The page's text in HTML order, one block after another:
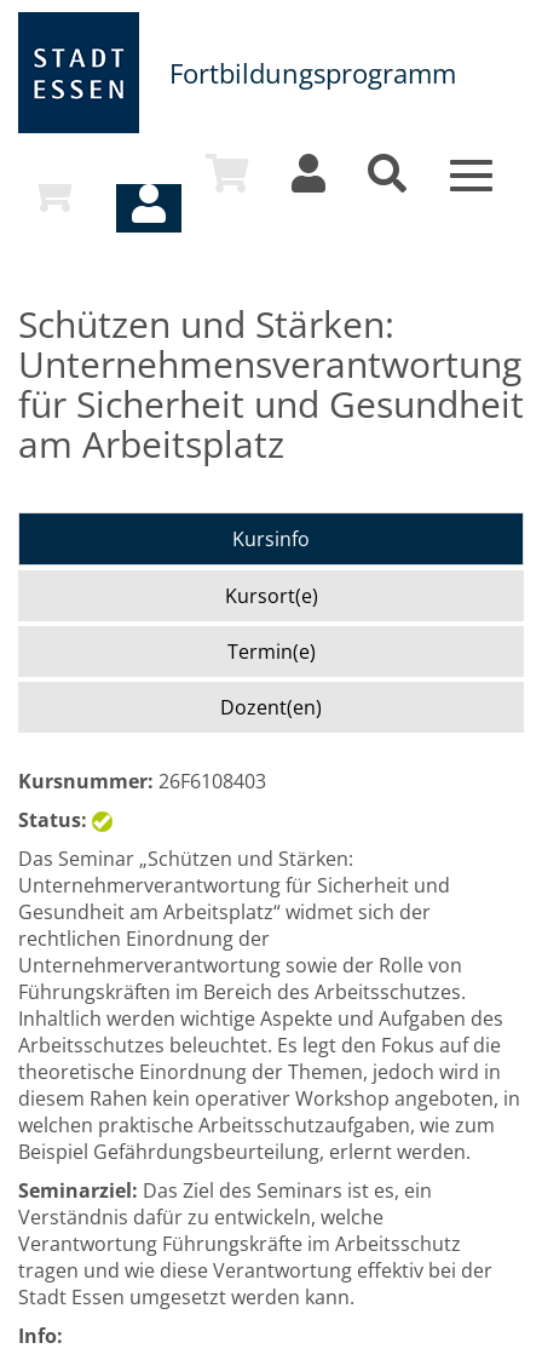
Fortbildungsprogramm
Toggle
Schützen und Stärken:
Unternehmensverantwortung
für Sicherheit und Gesundheit
am Arbeitsplatz
Kursinfo
Kursort(e)
Termin(e)
Dozent(en)
Kursnummer: 26F6108403
Status:
Das Seminar „Schützen und Stärken:
Unternehmerverantwortung für Sicherheit und
Gesundheit am Arbeitsplatz“ widmet sich der
rechtlichen Einordnung der
Unternehmerverantwortung sowie der Rolle von
Führungskräften im Bereich des Arbeitsschutzes.
Inhaltlich werden wichtige Aspekte und Aufgaben des
Arbeitsschutzes beleuchtet. Es legt den Fokus auf die
theoretische Einordnung der Themen, jedoch wird in
diesem Rahen kein operativer Workshop angeboten, in
welchen praktische Arbeitsschutzaufgaben, wie zum
Beispiel Gefährdungsbeurteilung, erlernt werden.
Seminarziel: Das Ziel des Seminars ist es, ein
Verständnis dafür zu entwickeln, welche
Verantwortung Führungskräfte im Arbeitsschutz
tragen und wie diese Verantwortung effektiv bei der
Stadt Essen umgesetzt werden kann.
Info: